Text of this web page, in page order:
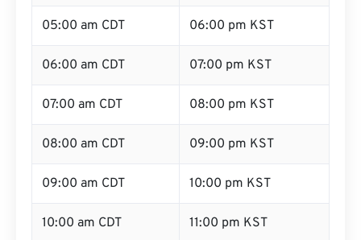
05:00 am CDT 06:00 pm KST
06:00 am CDT 07:00 pm KST
07:00 am CDT 08:00 pm KST
08:00 am CDT 09:00 pm KST
09:00 am CDT 10:00 pm KST
10:00 am CDT 11:00 pm KST